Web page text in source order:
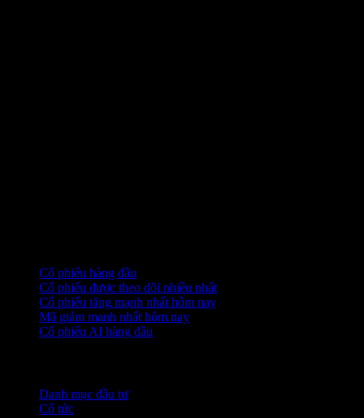
Cổ phiếu hàng đầu
Cổ phiếu được theo dõi nhiều nhất
Cổ phiếu tăng mạnh nhất hôm nay
Mã giảm mạnh nhất hôm nay
Cổ phiếu AI hàng đầu
Danh mục đầu tư
Cổ tức